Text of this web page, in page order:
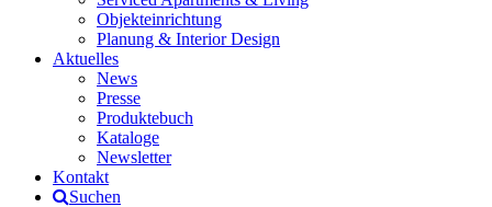
Objekteinrichtung
Planung & Interior Design
Aktuelles
News
Presse
Produktebuch
Kataloge
Newsletter
Kontakt
Suchen